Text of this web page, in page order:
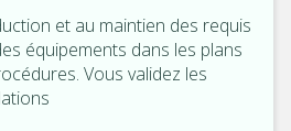
et au maintien des requis
équipements dans les plans
Vous validez les